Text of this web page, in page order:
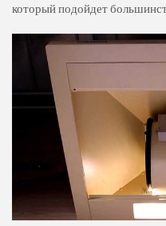
который подойдет